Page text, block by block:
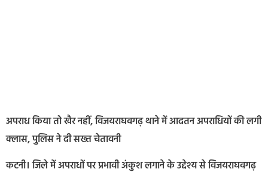
अपराध किया तो खैर नहीं, विजयराघवगढ़ थाने में आदतन अपराधियों की लगी
क्लास, पुलिस ने दी सख्त चेतावनी
कटनी। जिले में अपराधों पर प्रभावी अंकुश लगाने के उद्देश्य से विजयराघवगढ़